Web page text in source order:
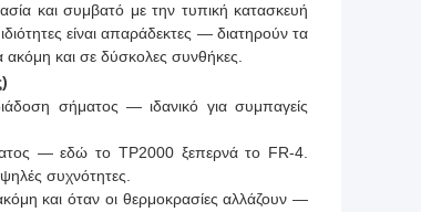
και συμβατό με την τυπική κατασκευή
είναι απαράδεκτες — διατηρούν τα
και σε δύσκολες συνθήκες.
σήματος — ιδανικό για συμπαγείς
— εδώ το TP2000 ξεπερνά το FR-4.
συχνότητες.
και όταν οι θερμοκρασίες αλλάζουν —